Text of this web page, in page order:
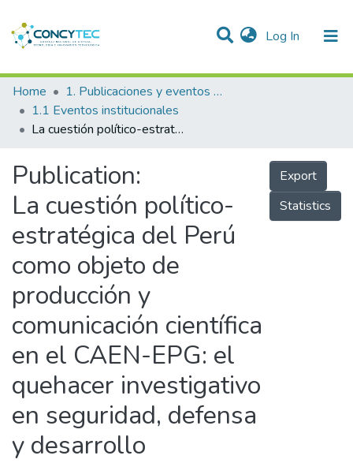
Log In (current)
Communities & Collections
Research Outputs
People
Statistics
Home
1. Publicaciones y eventos institucionales
1.1 Eventos institucionales
La cuestión político-estratégica del Perú como objeto de producción y comunicación científica en el CAEN-EPG: el quehacer investigativo en seguridad, defensa y desarrollo
Publication:
La cuestión político-
estratégica del Perú
como objeto de
producción y
comunicación científica
en el CAEN-EPG: el
quehacer investigativo
en seguridad, defensa
y desarrollo
Export
Statistics